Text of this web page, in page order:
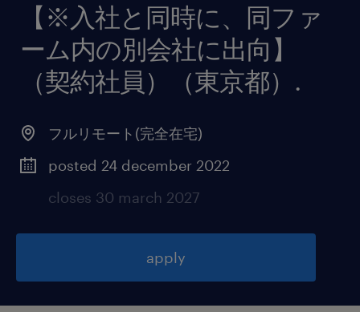
【※入社と同時に、同ファ
ーム内の別会社に出向】
（契約社員）（東京都） .
フルリモート(完全在宅)
posted 24 december 2022
closes 30 march 2027
apply